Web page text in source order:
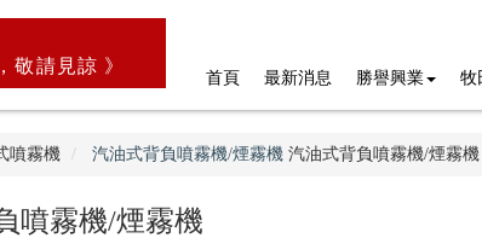
敬請見諒 》
首頁 最新消息 勝譽興業 牧
噴霧機 汽油式背負噴霧機/煙霧機汽油式背負噴霧機/煙霧機
噴霧機/煙霧機